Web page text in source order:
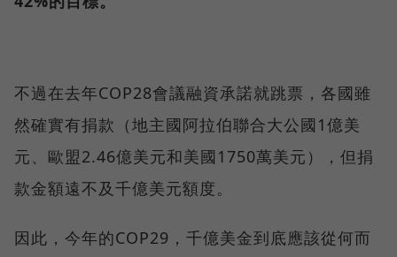
不過在去年COP28會議融資承諾就跳票，各國雖
然確實有捐款（地主國阿拉伯聯合大公國1億美
元、歐盟2.46億美元和美國1750萬美元），但捐
款金額遠不及千億美元額度。
因此，今年的COP29，千億美金到底應該從何而